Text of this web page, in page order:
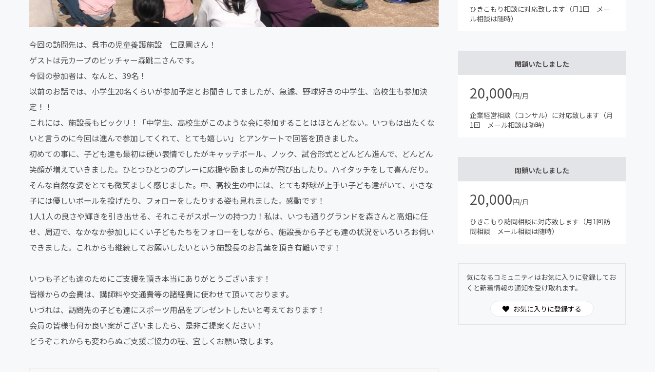
今回の訪問先は、呉市の児童養護施設 仁風園さん！
ゲストは元カープのピッチャー森跳二さんです。
今回の参加者は、なんと、39名！
以前のお話では、小学生20名くらいが参加予定とお聞きしてましたが、急遽、野球好きの中学生、高校生も参加決
定！！
これには、施設長もビックリ！「中学生、高校生がこのような会に参加することはほとんどない。いつもは出たくな
いと言うのに今回は進んで参加してくれて、とても嬉しい」とアンケートで回答を頂きました。
初めての事に、子ども達も最初は硬い表情でしたがキャッチボール、ノック、試合形式とどんどん進んで、どんどん
笑顔が増えていきました。ひとつひとつのプレーに応援や励ましの声が飛び出したり。ハイタッチをして喜んだり。
そんな自然な姿をとても微笑ましく感じました。中、高校生の中には、とても野球が上手い子ども達がいて、小さな
子には優しいボールを投げたり、フォローをしたりする姿も見れました。感動です！
1人1人の良さや輝きを引き出せる、それこそがスポーツの持つ力！私は、いつも通りグランドを森さんと高畑に任
せ、周辺で、なかなか参加しにくい子どもたちをフォローをしながら、施設長から子ども達の状況をいろいろお伺い
できました。これからも継続してお願いしたいという施設長のお言葉を頂き有難いです！
いつも子ども達のためにご支援を頂き本当にありがとうございます！
皆様からの会費は、講師料や交通費等の諸経費に使わせて頂いております。
いづれは、訪問先の子ども達にスポーツ用品をプレゼントしたいと考えております！
会員の皆様も何か良い案がございましたら、是非ご提案ください！
どうぞこれからも変わらぬご支援ご協力の程、宜しくお願い致します。
ひきこもり相談に対応致します（月1回 メー
ル相談は随時）
閉鎖いたしました
20,000円/月
企業経営相談（コンサル）に対応致します（月
1回 メール相談は随時）
閉鎖いたしました
20,000円/月
ひきこもり訪問相談に対応致します（月1回訪
問相談 メール相談は随時）
気になるコミュニティはお気に入りに登録してお
くと新着情報の通知を受け取れます。
お気に入りに登録する